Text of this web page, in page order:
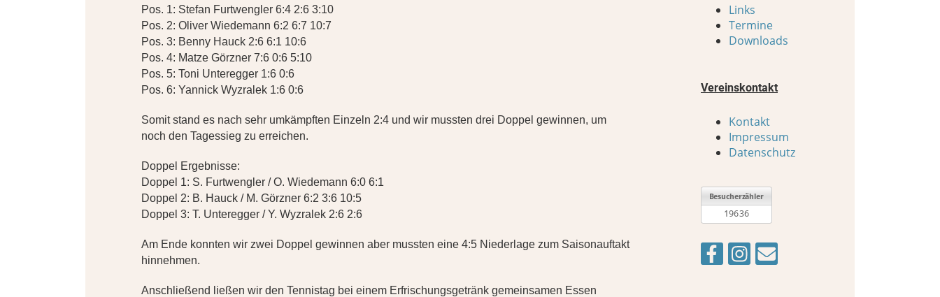
Pos. 1: Stefan Furtwengler 6:4 2:6 3:10
Pos. 2: Oliver Wiedemann 6:2 6:7 10:7
Pos. 3: Benny Hauck 2:6 6:1 10:6
Pos. 4: Matze Görzner 7:6 0:6 5:10
Pos. 5: Toni Unteregger 1:6 0:6
Pos. 6: Yannick Wyzralek 1:6 0:6
Somit stand es nach sehr umkämpften Einzeln 2:4 und wir mussten drei Doppel gewinnen, um
noch den Tagessieg zu erreichen.
Doppel Ergebnisse:
Doppel 1: S. Furtwengler / O. Wiedemann 6:0 6:1
Doppel 2: B. Hauck / M. Görzner 6:2 3:6 10:5
Doppel 3: T. Unteregger / Y. Wyzralek 2:6 2:6
Am Ende konnten wir zwei Doppel gewinnen aber mussten eine 4:5 Niederlage zum Saisonauftakt
hinnehmen.
Anschließend ließen wir den Tennistag bei einem Erfrischungsgetränk gemeinsamen Essen
Links
Termine
Downloads
Vereinskontakt
Kontakt
Impressum
Datenschutz